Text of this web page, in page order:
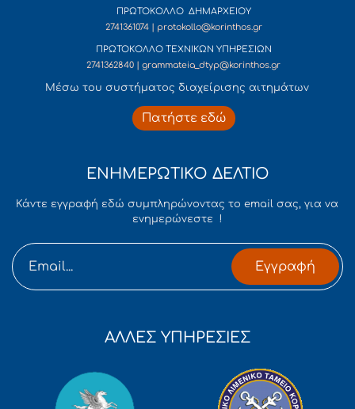
ΠΡΩΤΟΚΟΛΛΟ ΔΗΜΑΡΧΕΙΟΥ
2741361074 | protokollo@korinthos.gr
ΠΡΩΤΟΚΟΛΛΟ ΤΕΧΝΙΚΩΝ ΥΠΗΡΕΣΙΩΝ
2741362840 | grammateia_dtyp@korinthos.gr
Mέσω του συστήματος διαχείρισης αιτημάτων
Πατήστε εδώ
ΕΝΗΜΕΡΩΤΙΚΟ ΔΕΛΤΙΟ
Κάντε εγγραφή εδώ συμπληρώνοντας το email σας, για να
ενημερώνεστε !
Εγγραφή
ΑΛΛΕΣ ΥΠΗΡΕΣΙΕΣ